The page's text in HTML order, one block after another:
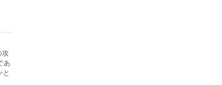
攻
あ